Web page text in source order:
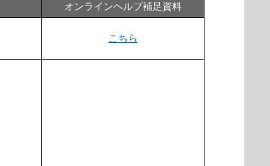
オンラインヘルプ補足資料
こちら